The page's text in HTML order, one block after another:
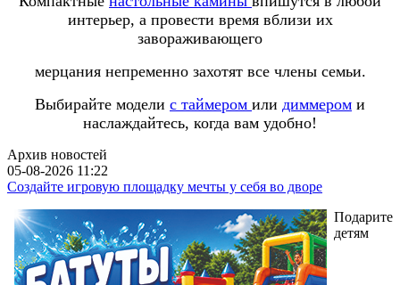
интерьер, а провести время вблизи их
завораживающего
мерцания непременно захотят все члены семьи.
Выбирайте модели с таймером или диммером и
наслаждайтесь, когда вам удобно!
Архив новостей
05-08-2026 11:22
Создайте игровую площадку мечты у себя во дворе
Подарите
детям